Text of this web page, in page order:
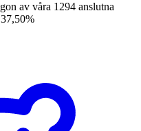
av våra 1294 anslutna